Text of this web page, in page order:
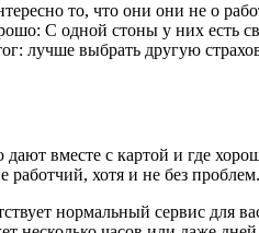
то, что они они не о
С одной стоны у них есть
лучше выбрать другую
вместе с картой и где
хотя и не без проблем.
нормальный сервис для